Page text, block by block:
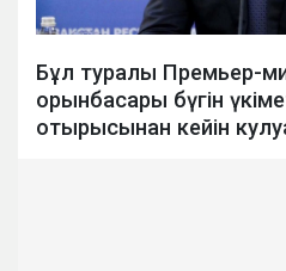
Бұл туралы Премьер-
орынбасары бүгін
отырысынан кейін